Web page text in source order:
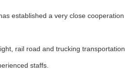
established a very close
rail road and trucking
staffs.